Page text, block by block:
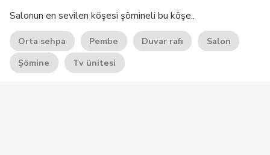
Salonun en sevilen köşesi şömineli bu köşe..
Orta sehpa Pembe Duvar rafı
Salon
Şömine
Tv ünitesi